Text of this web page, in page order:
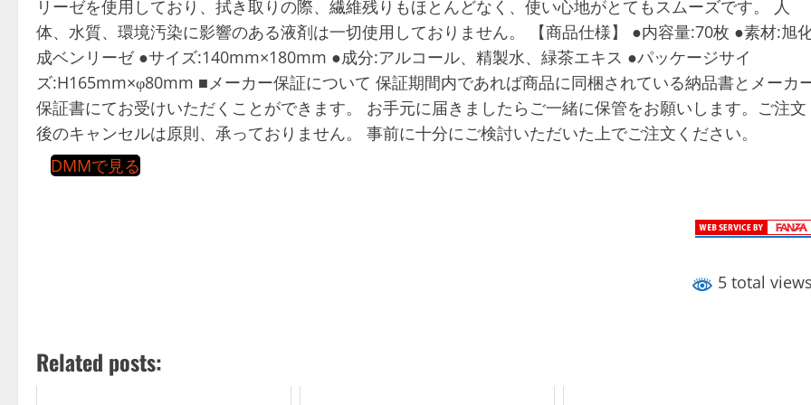
リーゼを使用しており、拭き取りの際、繊維残りもほとんどなく、使い心地がとてもスムーズです。 人
体、水質、環境汚染に影響のある液剤は一切使用しておりません。 【商品仕様】 ●内容量:70枚 ●素材:旭
成ベンリーゼ ●サイズ:140mm×180mm ●成分:アルコール、精製水、緑茶エキス ●パッケージサイ
ズ:H165mm×φ80mm ■メーカー保証について 保証期間内であれば商品に同梱されている納品書とメーカ
保証書にてお受けいただくことができます。 お手元に届きましたらご一緒に保管をお願いします。ご注文
後のキャンセルは原則、承っておりません。 事前に十分にご検討いただいた上でご注文ください。
DMMで見る
5 total views
Related posts: